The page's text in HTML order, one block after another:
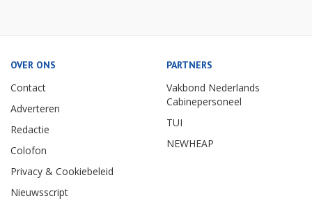
OVER ONS
Contact
Adverteren
Redactie
Colofon
Privacy & Cookiebeleid
Nieuwsscript
PARTNERS
Vakbond Nederlands
Cabinepersoneel
TUI
NEWHEAP